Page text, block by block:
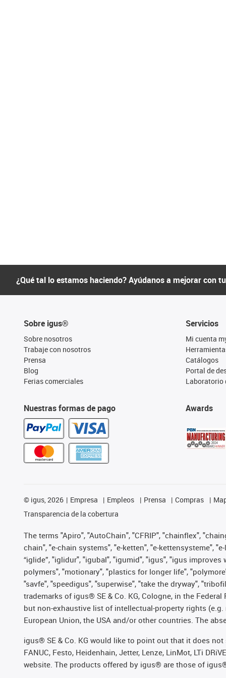
¿Qué tal lo estamos haciendo? Ayúdanos a mejorar con
Sobre igus®
Sobre nosotros
Trabaje con nosotros
Prensa
Blog
Ferias comerciales
Nuestras formas de pago
Servicios
Mi cuenta
Catálogos
Portal de
Laboratorio
Awards
© igus, 2026 Empresa Empleos Prensa Compras
Transparencia de la cobertura
The terms "Apiro", "AutoChain", "CFRIP", "chainflex",
chain", "e-chain systems", "e-ketten", "e-kettensysteme",
“iglide”, "iglidur", "igubal", "igumid", "igus", "igus
polymers", "motionary", "plastics for longer life",
"savfe", "speedigus", "superwise", "take the dryway",
trademarks of igus® SE & Co. KG, Cologne, in the
but non-exhaustive list of intellectual-property rights
European Union, the USA and/or other countries. The
igus® SE & Co. KG would like to point out that it does not
FANUC, Festo, Heidenhain, Jetter, Lenze, LinMot, LTi
website. The products offered by igus® are those of igus®